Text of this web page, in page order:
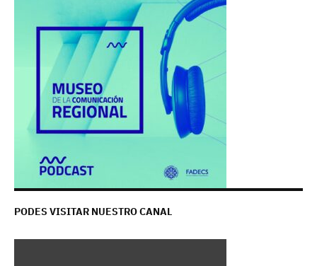
PODES VISITAR NUESTRO CANAL